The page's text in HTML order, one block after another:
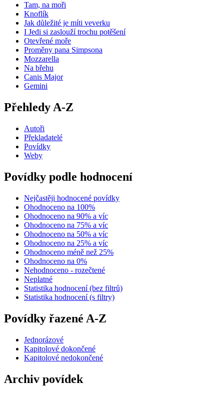
Tam, na moři
Knoflík
Jak důležité je míti veverku
I Jedi si zaslouží trochu potěšení
Otevřené moře
Proměny pana Simpsona
Mozzarella
Na břehu
Canis Major
Gemini
Přehledy A-Z
Autoři
Překladatelé
Povídky
Weby
Povídky podle hodnocení
Nejčastěji hodnocené povídky
Ohodnoceno na 100%
Ohodnoceno na 90% a víc
Ohodnoceno na 75% a víc
Ohodnoceno na 50% a víc
Ohodnoceno na 25% a víc
Ohodnoceno méně než 25%
Ohodnoceno na 0%
Nehodnoceno - rozečtené
Neplatné
Statistika hodnocení (bez filtrů)
Statistika hodnocení (s filtry)
Povídky řazené A-Z
Jednorázové
Kapitolové dokončené
Kapitolové nedokončené
Archiv povídek